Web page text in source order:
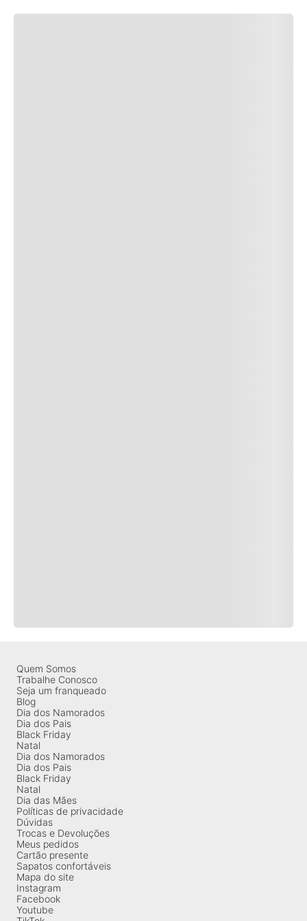
Quem Somos
Trabalhe Conosco
Seja um franqueado
Blog
Dia dos Namorados
Dia dos Pais
Black Friday
Natal
Dia dos Namorados
Dia dos Pais
Black Friday
Natal
Dia das Mães
Políticas de privacidade
Dúvidas
Trocas e Devoluções
Meus pedidos
Cartão presente
Sapatos confortáveis
Mapa do site
Instagram
Facebook
Youtube